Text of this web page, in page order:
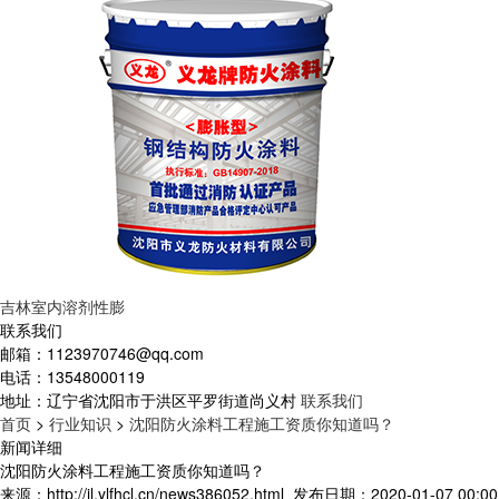
吉林室内溶剂性膨
联系我们
邮箱： 1123970746@qq.com
电话： 13548000119
地址： 辽宁省沈阳市于洪区平罗街道尚义村 联系我们
首页 > 行业知识 > 沈阳防火涂料工程施工资质你知道吗？
新闻详细
沈阳防火涂料工程施工资质你知道吗？
来源：http://jl.ylfhcl.cn/news386052.html 发布日期：2020-01-07